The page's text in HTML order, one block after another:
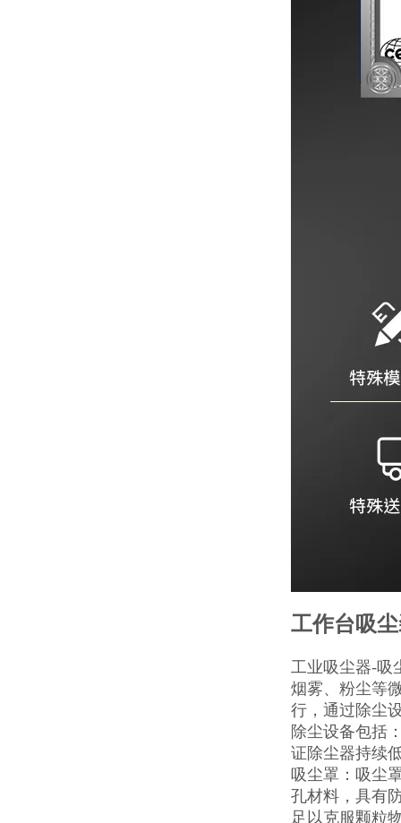
工作台吸
工业吸尘器-吸
烟雾、粉尘等
行，通过除尘
除尘设备包括
证除尘器持续
吸尘罩：吸尘
孔材料，具有
足以克服颗粒